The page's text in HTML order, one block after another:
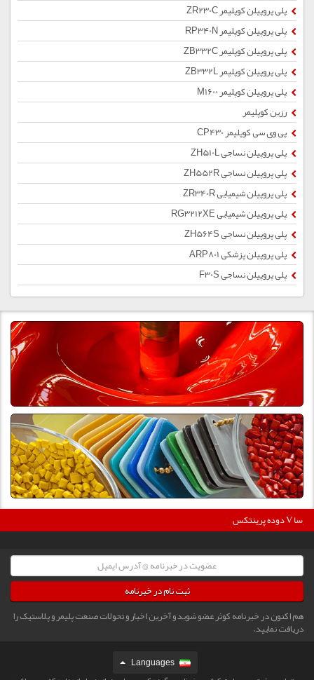
پلی پروپیلن کوپلیمر ZR230C
پلی پروپیلن کوپلیمر RP340N
پلی پروپیلن کوپلیمر ZB332C
پلی پروپیلن کوپلیمر ZB332L
پلی پروپیلن کوپلیمر M1600
رزین کوپلیمر
پی وی سی کوپلیمر CP430
پلی پروپیلن نساجی ZH510L
پلی پروپیلن نساجی ZH552R
پلی پروپیلن شیمیایی ZR340R
پلی پروپیلن شیمیایی RG3212XE
پلی پروپیلن نساجی ZH564S
پلی پروپیلن پزشکی ARP801
پلی پروپیلن نساجی F30S
دوده پرینتکس V دگوسا :
ثبت نام در خبرنامه
هم اکنون در خبرنامه کوثر عضو شوید و آخرین اخبار و تحولات صنعت پلیمر و پلاستیک را
دریافت نمایید.